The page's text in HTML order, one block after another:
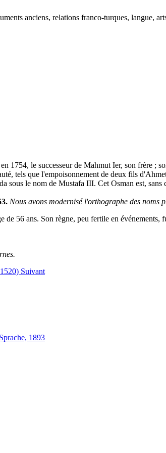
anciens, relations franco-turques, langue,
le successeur de Mahmut Ier, son frère ;
tels que l'empoisonnement de deux fils
le nom de Mustafa III. Cet Osman est,
Nous avons modernisé l'orthographe des noms
56 ans. Son règne, peu fertile en
Suivant
1893